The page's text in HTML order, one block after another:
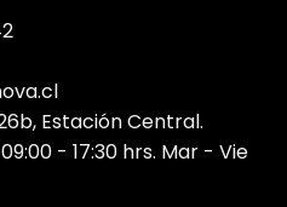
Estación Central.
- 17:30 hrs. Mar - Vie